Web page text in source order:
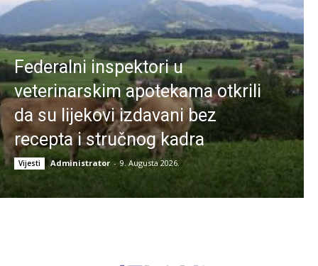
Federalni inspektori u
veterinarskim apotekama otkrili
da su lijekovi izdavani bez
recepta i stručnog kadra
Vijesti Administrator - 9. Augusta 2026.